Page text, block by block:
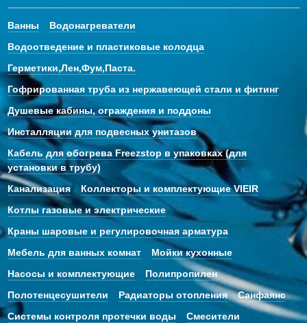
Ванны
Водонагреватели
Водоотведение и пластиковые колодца
Герметики,Лен,Фум,Паста.
Гофрированная труба из нержавеющей стали и фитинг
Душевые кабины, ограждения и поддоны
Инсталляции для подвесных унитазов
Кабель для обогрева Freezstop в упаковках (для
установки в трубу)
Канализация
Коллекторы и комплектующие VIEIR
Котлы газовые и электрические
Краны шаровые и регулировочная арматура
Мебель для ванных комнат
Мойки кухонные
Насосы и комплектующие
Полипропилен
Полотенцесушители
Радиаторы отопления
Санфаянс
Системы контроля протечки воды
Смесители